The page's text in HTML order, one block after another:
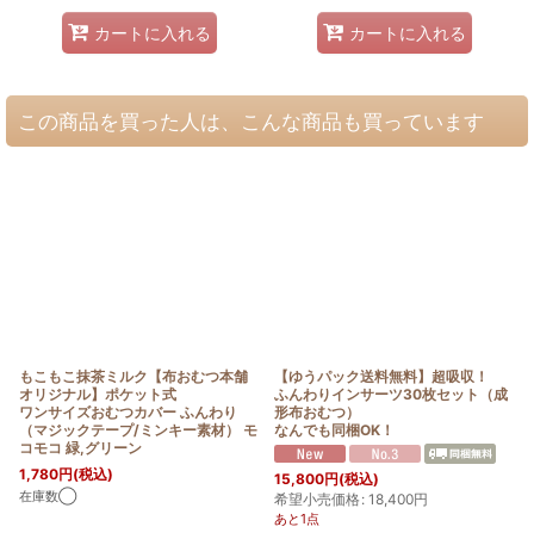
カートに入れる カートに入れる
この商品を買った人は、こんな商品も買っています
もこもこ抹茶ミルク【布おむつ本舗
オリジナル】ポケット式
ワンサイズおむつカバー ふんわり
（マジックテープ/ミンキー素材） モ
コモコ 緑,グリーン
1,780円(税込)
在庫数◯
【ゆうパック送料無料】超吸収！
ふんわりインサーツ30枚セット（成
形布おむつ）
なんでも同梱OK！
15,800円(税込)
希望小売価格: 18,400円
あと1点